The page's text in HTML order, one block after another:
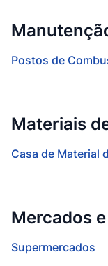
Postos de
Materiais
Casa de Material
Mercados
Supermercados